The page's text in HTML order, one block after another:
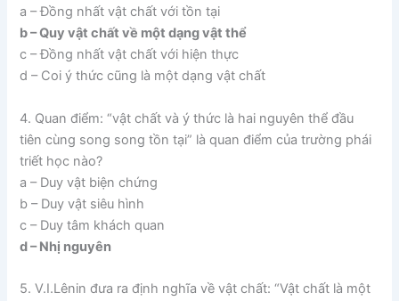
a – Đồng nhất vật chất với tồn tại
b – Quy vật chất về một dạng vật thể
c – Đồng nhất vật chất với hiện thực
d – Coi ý thức cũng là một dạng vật chất
4. Quan điểm: “vật chất và ý thức là hai nguyên thể đầu
tiên cùng song song tồn tại” là quan điểm của trường phái
triết học nào?
a – Duy vật biện chứng
b – Duy vật siêu hình
c – Duy tâm khách quan
d – Nhị nguyên
5. V.I.Lênin đưa ra định nghĩa về vật chất: “Vật chất là một